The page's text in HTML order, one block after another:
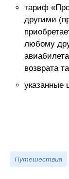
тариф
другими
любому
возврата
указанные
Путешествия